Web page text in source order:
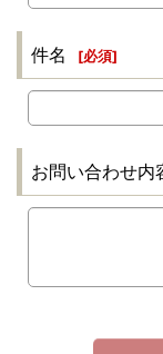
件名 [必須]
お問い合わせ内